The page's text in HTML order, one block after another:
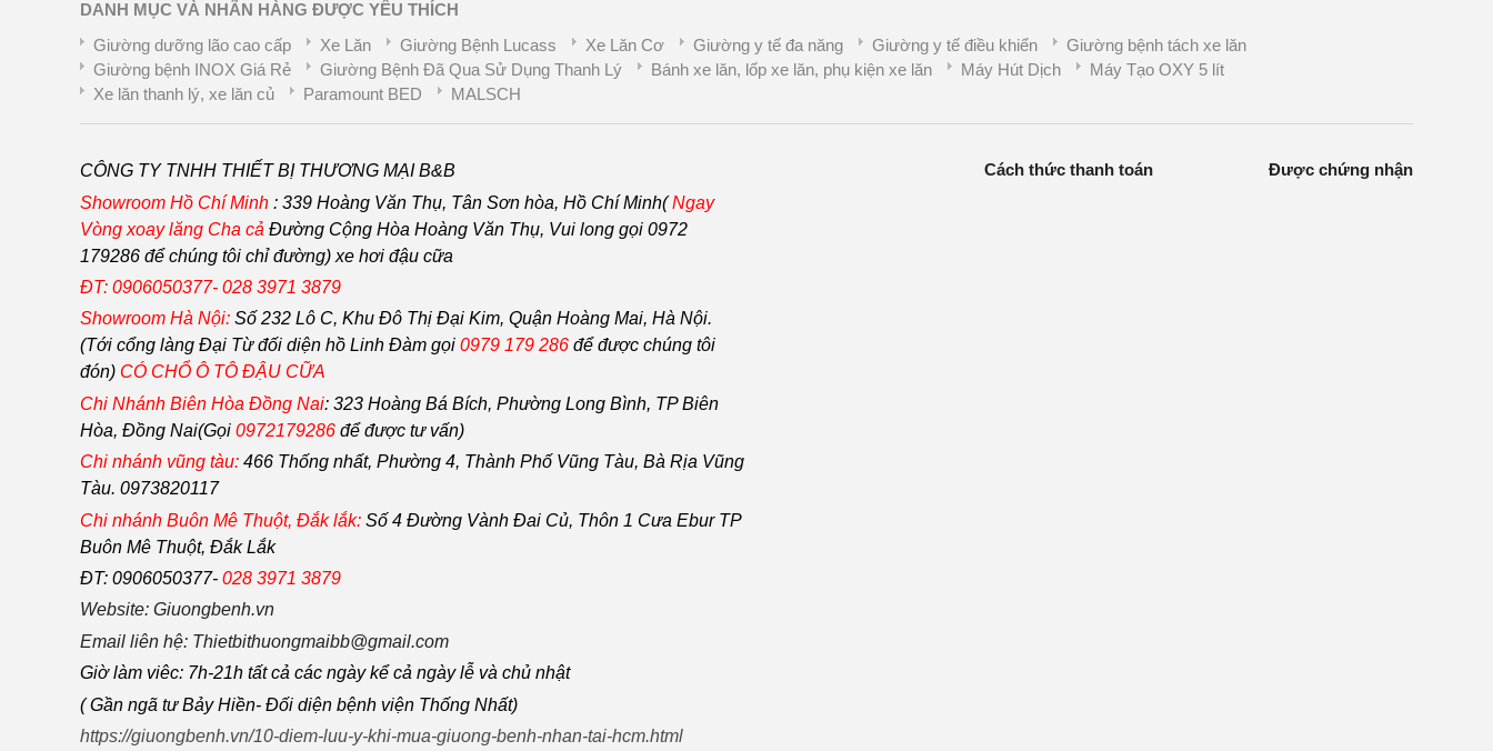
DANH MỤC VÀ NHÃN HÀNG ĐƯỢC YÊU THÍCH
Giường dưỡng lão cao cấp
Xe Lăn Giường Bệnh Lucass Xe Lăn Cơ Giường y tế đa năng Giường y tế điều khiển
Giường bệnh tách xe lăn
Giường bệnh INOX Giá Rẻ
Giường Bệnh Đã Qua Sử Dụng Thanh Lý Bánh xe lăn, lốp xe lăn, phụ kiện xe lăn Máy Hút Dịch
Máy Tạo OXY 5 lít
Xe lăn thanh lý, xe lăn củ
Paramount BED MALSCH
CÔNG TY TNHH THIẾT BỊ THƯƠNG MẠI B&B
Showroom Hồ Chí Minh : 339 Hoàng Văn Thụ, Tân Sơn hòa, Hồ Chí Minh(Ngay
Vòng xoay lăng Cha cả Đường Cộng Hòa Hoàng Văn Thụ, Vui long gọi 0972
179286 để chúng tôi chỉ đường) xe hơi đậu cữa
ĐT: 0906050377- 028 3971 3879
Showroom Hà Nội: Số 232 Lô C, Khu Đô Thị Đại Kim, Quận Hoàng Mai, Hà Nội.
(Tới cổng làng Đại Từ đối diện hồ Linh Đàm gọi 0979 179 286 để được chúng tôi
đón) CÓ CHỔ Ô TÔ ĐẬU CỮA
Chi Nhánh Biên Hòa Đồng Nai: 323 Hoàng Bá Bích, Phường Long Bình, TP Biên
Hòa, Đồng Nai(Gọi 0972179286 để được tư vấn)
Chi nhánh vũng tàu: 466 Thống nhất, Phường 4, Thành Phố Vũng Tàu, Bà Rịa Vũng
Tàu. 0973820117
Chi nhánh Buôn Mê Thuột, Đắk lắk: Số 4 Đường Vành Đai Củ, Thôn 1 Cưa Ebur TP
Buôn Mê Thuột, Đắk Lắk
ĐT: 0906050377- 028 3971 3879
Website: Giuongbenh.vn
Email liên hệ: Thietbithuongmaibb@gmail.com
Giờ làm viêc: 7h-21h tất cả các ngày kể cả ngày lễ và chủ nhật
( Gần ngã tư Bảy Hiền- Đối diện bệnh viện Thống Nhất)
https://giuongbenh.vn/10-diem-luu-y-khi-mua-giuong-benh-nhan-tai-hcm.html
Được chứng nhận
Cách thức thanh toán